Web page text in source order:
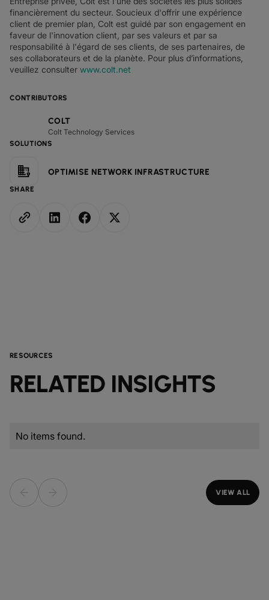
CONTRIBUTORS
COLT
Colt Technology Services
SOLUTIONS
OPTIMISE NETWORK INFRASTRUCTURE
SHARE
financièrement du secteur. Soucieux d'offrir une expérience
client de premier plan, Colt est guidé par son engagement en
faveur de l'innovation client, par ses valeurs et par sa
responsabilité à l'égard de ses clients, de ses partenaires, de
ses collaborateurs et de la planète. Pour plus d’informations,
veuillez consulter www.colt.net
RESOURCES
RELATED INSIGHTS
No items found.
VIEW ALL